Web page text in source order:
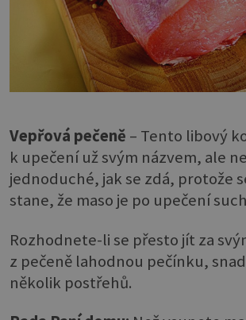
Vepřová pečeně – Tento libový
k upečení už svým názvem, ale
jednoduché, jak se zdá, protože
stane, že maso je po upečení
Rozhodnete-li se přesto jít za
z pečeně lahodnou pečínku,
několik postřehů.